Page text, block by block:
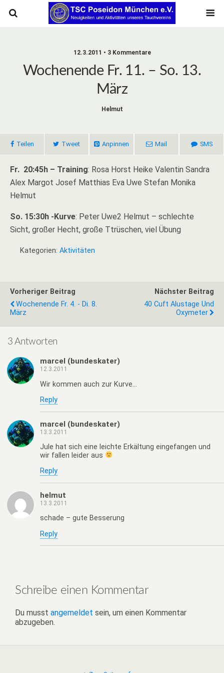
12.3.2011 • 3 Kommentare
Wochenende Fr. 11. – So. 13.
März
Helmut
Teilen Tweet Anpinnen Mail SMS
Fr. 20:45h – Training: Rosa Horst Heike Valentin Sandra
Alex Margot Josef Matthias Eva Uwe Stefan Monika
Helmut
So. 15:30h -Kurve: Peter Uwe2 Helmut – schlechte
Sicht, großer Hecht, große Ttrüschen, viel Übung
Kategorien: Aktivitäten
Vorheriger Beitrag
Wochenende Fr. 4. - Di. 8.
März
Nächster Beitrag
40 Cuft Alustage Und
Oxymeter
3 Antworten
marcel (bundeskater)
12.3.2011
Wir kommen auch zur Kurve…
Reply
marcel (bundeskater)
13.3.2011
Jule hat sich eine leichte Erkältung eingefangen und
wir fallen leider aus
Reply
helmut
13.3.2011
schade – gute Besserung
Reply
Schreibe einen Kommentar
Du musst angemeldet sein, um einen Kommentar
abzugeben.